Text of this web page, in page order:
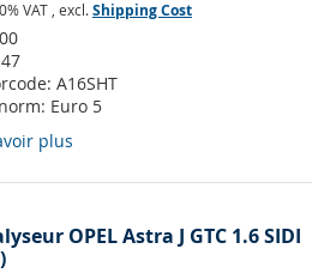
VAT , excl.Shipping Cost
A16SHT
Euro 5
plus
OPEL Astra J GTC 1.6 SIDI